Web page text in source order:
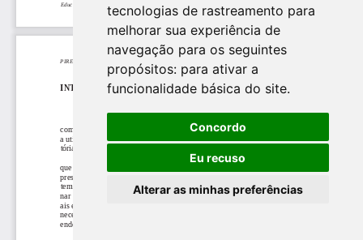
tecnologias de rastreamento para
melhorar sua experiência de
navegação para os seguintes
propósitos: para ativar a
funcionalidade básica do site.
Concordo
Eu recuso
Alterar as minhas preferências